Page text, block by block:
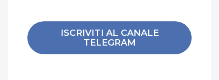
ISCRIVITI AL CANALE
TELEGRAM